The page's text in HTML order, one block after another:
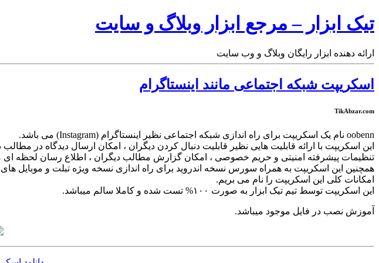
تیک ابزار – مرجع ابزار وبلاگ و سایت
ارائه دهنده ابزار رایگان وبلاگ و وب سایت
اسکریپت شبکه اجتماعی مانند اینستاگرام
TikAbzar.com
oobenn نام یک اسکریپت برای راه اندازی شبکه اجتماعی نظیر اینستاگرام (Instagram) می باشد.
این اسکریپت با ارائه قابلیت هایی نظیر قابلیت دنبال کردن دیگران ، امکان ارسال دیدگاه در
تنظیمات پیشرفته امنیتی و حریم خصوصی ، امکان گزارش مطالب دیگران ، اطلاع رسان لحظه ای
همچنین این اسکریپت به همراه سورس نسخه اندروید برای راه اندازی نسخه ویژه تبلت و موبایل
امکانات کلی این اسکریپت را نام می بریم.
این اسکریپت توسط تیم تیک ابزار به صورت ۱۰۰% تست شده و کاملا سالم میباشد.
آموزش نصب در فایل موجود میباشد.